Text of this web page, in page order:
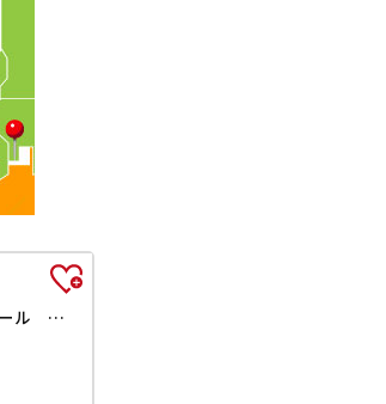
G・Lターボホンダセンシング 衝突軽減B 純正8インチナビ TV Bluetooth対応 Bカメラ ビルドインETC 両側自動ドア アダプティブクルーズコントロール 革巻きステアリング パドルシフト LEDヘッドライト スマートキ